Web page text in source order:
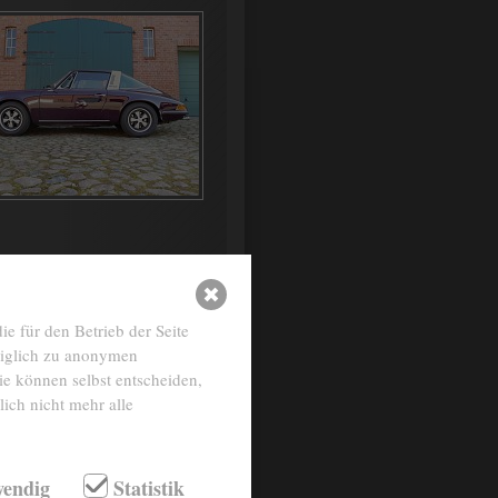
aubergine
für den Betrieb der Seite
zu anonymen
können selbst entscheiden,
nicht mehr alle
Statistik